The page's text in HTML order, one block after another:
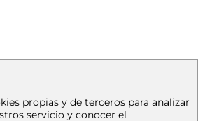
propias y de terceros para analizar
servicio y conocer el